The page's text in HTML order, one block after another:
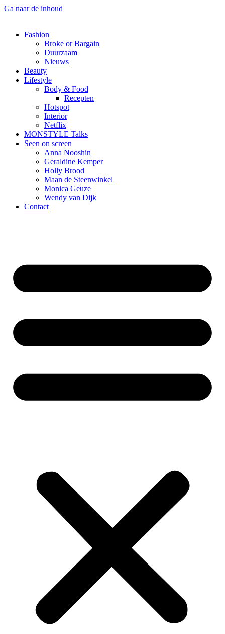
Ga naar de inhoud
Fashion
Broke or Bargain
Duurzaam
Nieuws
Beauty
Lifestyle
Body & Food
Recepten
Hotspot
Interior
Netflix
MONSTYLE Talks
Seen on screen
Anna Nooshin
Geraldine Kemper
Holly Brood
Maan de Steenwinkel
Monica Geuze
Wendy van Dijk
Contact